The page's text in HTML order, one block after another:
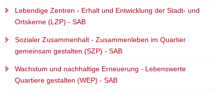
Lebendige Zentren - Erhalt und Entwicklung der Stadt- und
Ortskerne (LZP) - SAB
Sozialer Zusammenhalt - Zusammenleben im Quartier
gemeinsam gestalten (SZP) - SAB
Wachstum und nachhaltige Erneuerung - Lebenswerte
Quartiere gestalten (WEP) - SAB